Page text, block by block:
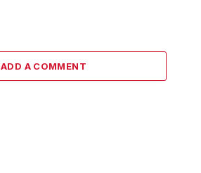
ADD A COMMENT